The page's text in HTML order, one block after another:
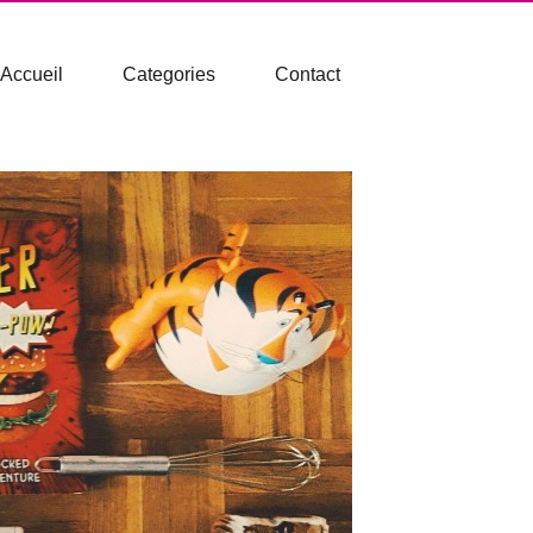
Accueil Categories Contact